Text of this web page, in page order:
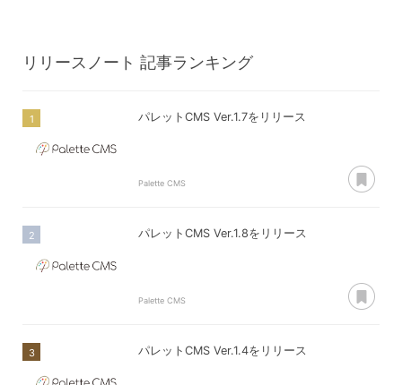
リリースノート 記事ランキング
パレットCMS Ver.1.7をリリース
Palette CMS
パレットCMS Ver.1.8をリリース
Palette CMS
パレットCMS Ver.1.4をリリース